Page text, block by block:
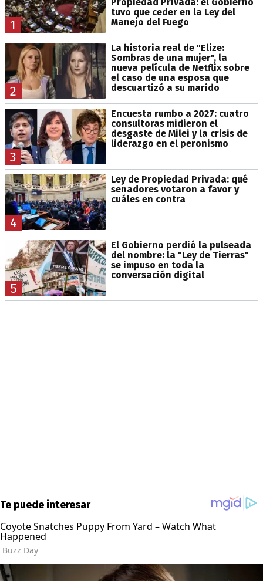
1
tuvo que ceder en la Ley del
Manejo del Fuego
2
La historia real de "Elize:
Sombras de una mujer", la
nueva película de Netflix sobre
el caso de una esposa que
descuartizó a su marido
3
Encuesta rumbo a 2027: cuatro
consultoras midieron el
desgaste de Milei y la crisis de
liderazgo en el peronismo
4
Ley de Propiedad Privada: qué
senadores votaron a favor y
cuáles en contra
5
El Gobierno perdió la pulseada
del nombre: la "Ley de Tierras"
se impuso en toda la
conversación digital